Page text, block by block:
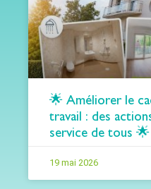
🌟 Améliorer le
travail : des
service de tous 🌟
19 mai 2026